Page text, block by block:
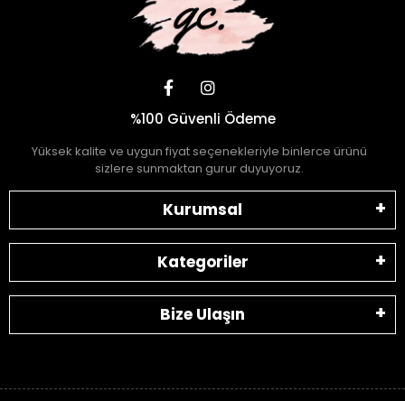
%100 Güvenli Ödeme
Yüksek kalite ve uygun fiyat seçenekleriyle binlerce ürünü
sizlere sunmaktan gurur duyuyoruz.
Kurumsal
Kategoriler
Bize Ulaşın